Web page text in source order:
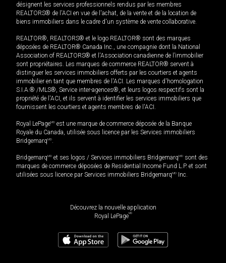
désignent les services professionnels rendus par les membres
REALTORS® de l'ACI en vue de l'achat, de la vente et de la location de
biens immobiliers dans le cadre d'un système de vente collaborative.
REALTOR®, REALTORS® et le logo REALTOR® sont des marques
déposées de REALTOR® Canada Inc., une compagnie dont la National
Association of REALTORS® et l'Association canadienne de l’immobilier
sont propriétaires. Les marques de commerce REALTOR® servent à
distinguer les services immobiliers offerts par les courtiers et agents
immobilier en tant que membres de l'ACI. Les marques d'homologation
S.I.A.® /MLS®, Service inter-agences®, et leurs logos respectifs sont la
propriété de l'ACI, et ils servent à identifier les services immobiliers que
fournissent les courtiers et agents membres de l'ACI.
Royal LePageMD est une marque de commerce déposée de la Banque
Royale du Canada, utilisée sous licence par les Services immobiliers
BridgemarqMD.
BridgemarqMD et ses logos / Services immobiliers BridgemarqMD sont des
marques de commerce déposées de Residential Income Fund L.P. et sont
utilisées sous licence par Services immobiliers BridgemarqMD Inc.
Découvrez la nouvelle application
Royal LePageMD